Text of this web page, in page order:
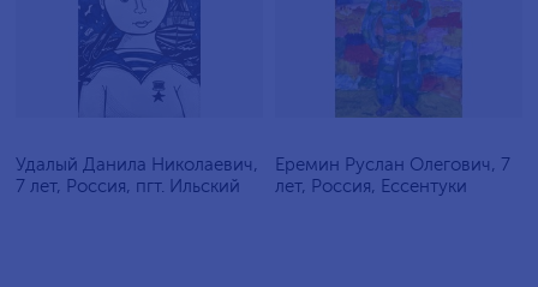
Удалый Данила Николаевич,
7 лет, Россия, пгт. Ильский
Еремин Руслан Олегович, 7
лет, Россия, Ессентуки